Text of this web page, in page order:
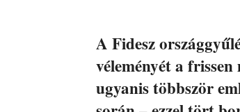
A Fidesz
véleményét a
ugyanis többször